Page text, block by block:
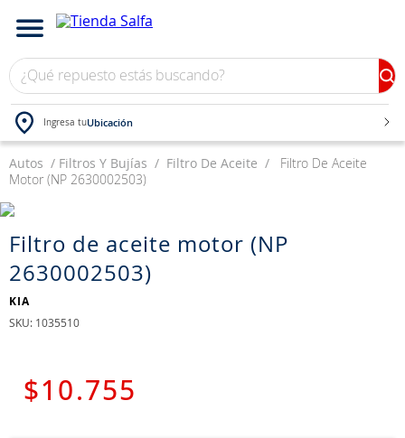
¿Qué repuesto estás buscando?
Ingresa tuUbicación
Autos Filtros Y Bujías Filtro De Aceite
Filtro De Aceite
Motor (NP 2630002503)
Filtro de aceite motor (NP
2630002503)
KIA
: 1035510
$10 .755
TÉRMINOS MÁS BUSCADOS
3 .
westlake
5 .
225
7.
jockey